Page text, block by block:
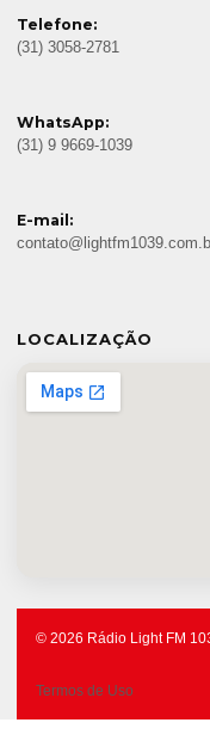
Telefone:
(31) 3058-2781
WhatsApp:
(31) 9 9669-1039
E-mail:
LOCALIZAÇÃO
© 2026 Rádio Light FM
Termos de Uso